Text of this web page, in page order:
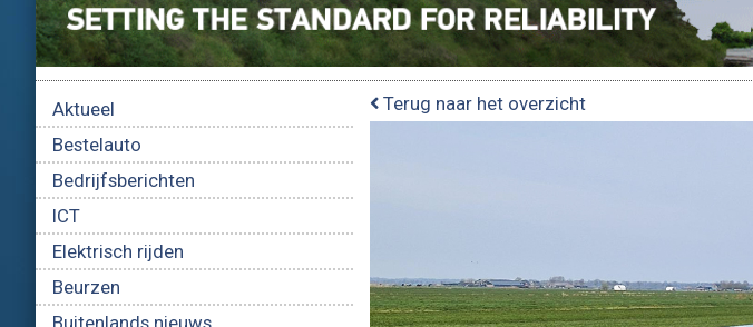
Aktueel
Bestelauto
Bedrijfsberichten
ICT
Elektrisch rijden
Beurzen
Terug naar het overzicht